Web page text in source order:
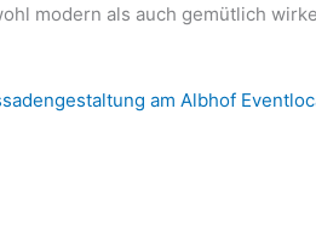
modern als auch gemütlich